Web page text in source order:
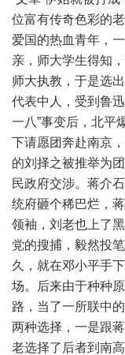
位富有传奇色彩的
爱国的热血青年，
亲，师大学生得知
师大执教，于是选
代表中人，受到鲁
一八”事变后，北平
下请愿团奔赴南京
的刘择之被推举为
民政府交涉。蒋介
统府砸个稀巴烂，
领袖，刘老也上了
党的搜捕，毅然投
久，就在邓小平手
场。后来由于种种
路，当了一所联中
两种选择，一是跟
老选择了后者到南